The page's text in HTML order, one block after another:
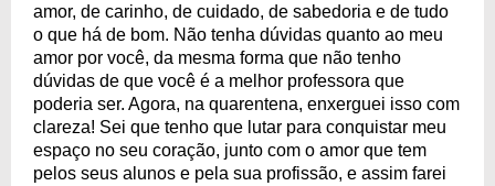
amor, de carinho, de cuidado, de sabedoria e de tudo
o que há de bom. Não tenha dúvidas quanto ao meu
amor por você, da mesma forma que não tenho
dúvidas de que você é a melhor professora que
poderia ser. Agora, na quarentena, enxerguei isso com
clareza! Sei que tenho que lutar para conquistar meu
espaço no seu coração, junto com o amor que tem
pelos seus alunos e pela sua profissão, e assim farei